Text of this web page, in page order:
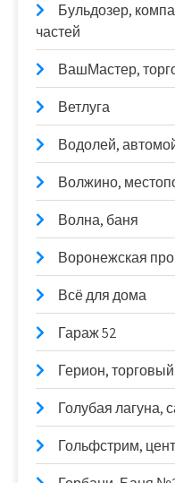
Бульдозер,
частей
ВашМастер,
Ветлуга
Водолей,
Волжино,
Волна, баня
Воронежская
Всё для дома
Гараж 52
Герион,
Голубая лагуна,
Гольфстрим,